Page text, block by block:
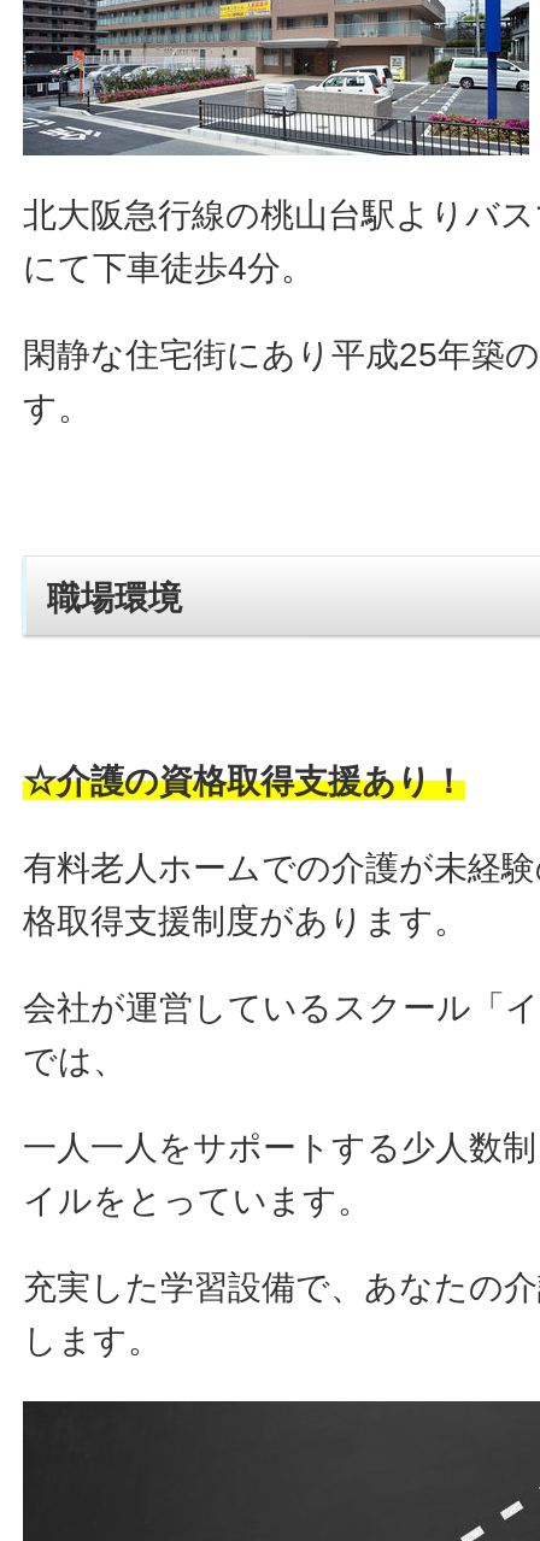
北大阪急行線の桃山台駅よりバ
にて下車徒歩4分。
閑静な住宅街にあり平成25年築
す。
職場環境
☆介護の資格取得支援あり！
有料老人ホームでの介護が未経
格取得支援制度があります。
会社が運営しているスクール「
では、
一人一人をサポートする少人数
イルをとっています。
充実した学習設備で、あなたの
します。